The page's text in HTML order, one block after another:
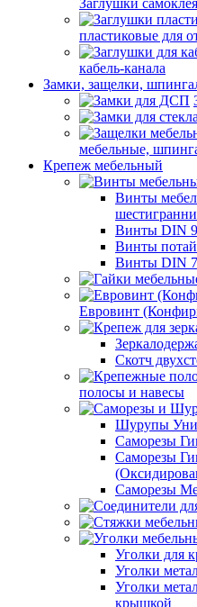
Заглушки
пластиковые для
кабель-канала
Замки, защелки,
мебельные,
Крепеж мебельный
Винты
Винты DIN
Винты
Винты DIN
Евровинт
Скотч
полосы и навесы
Шурупы
Саморезы
Саморезы
Саморезы
Уголки для
Уголки
Уголки
крышкой